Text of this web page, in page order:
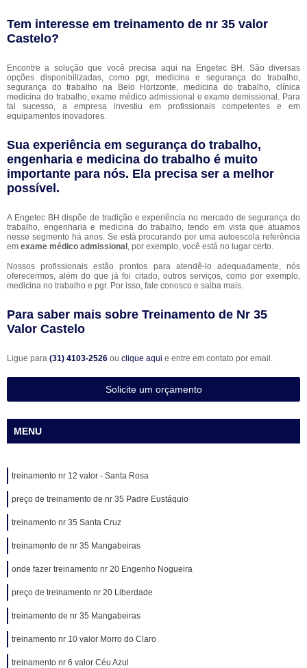
Tem interesse em treinamento de nr 35 valor
Castelo?
Encontre a solução que você precisa aqui na Engetec BH. São diversas
opções disponibilizadas, como pgr, medicina e segurança do trabalho,
segurança do trabalho na Belo Horizonte, medicina do trabalho, clínica
medicina do trabalho, exame médico admissional e exame demissional. Para
tal sucesso, a empresa investiu em profissionais competentes e em
equipamentos inovadores.
Sua experiência em segurança do trabalho,
engenharia e medicina do trabalho é muito
importante para nós. Ela precisa ser a melhor
possível.
A Engetec BH dispõe de tradição e experiência no mercado de segurança do
trabalho, engenharia e medicina do trabalho, tendo em vista que atuamos
nesse segmento há anos. Se está procurando por uma autoescola referência
em exame médico admissional , por exemplo, você está no lugar certo.
Nossos profissionais estão prontos para atendê-lo adequadamente, nós
oferecermos, além do que já foi citado, outros serviços, como por exemplo,
medicina no trabalho e pgr. Por isso, fale conosco e saiba mais.
Para saber mais sobre Treinamento de Nr 35
Valor Castelo
Ligue para (31) 4103-2526 ou clique aqui e entre em contato por email.
Solicite um orçamento
MENU
treinamento nr 12 valor - Santa Rosa
preço de treinamento de nr 35 Padre Eustáquio
treinamento nr 35 Santa Cruz
treinamento de nr 35 Mangabeiras
onde fazer treinamento nr 20 Engenho Nogueira
preço de treinamento nr 20 Liberdade
treinamento de nr 35 Mangabeiras
treinamento nr 10 valor Morro do Claro
treinamento nr 6 valor Céu Azul